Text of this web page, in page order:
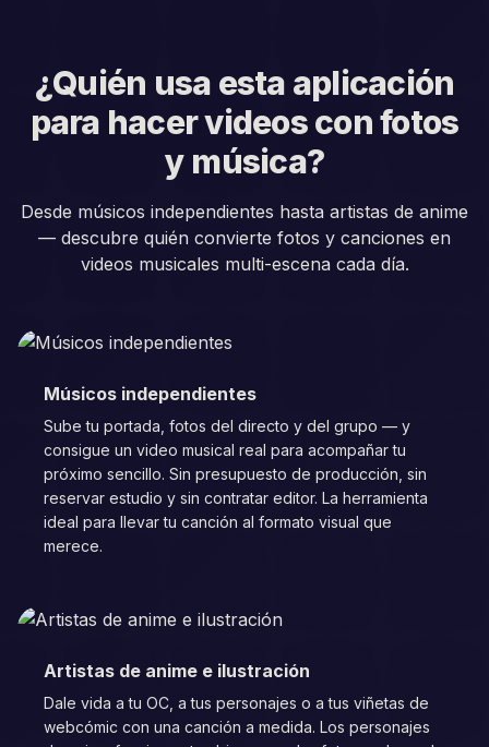
¿Quién usa esta aplicación
para hacer videos con fotos
y música?
Desde músicos independientes hasta artistas de anime
— descubre quién convierte fotos y canciones en
videos musicales multi-escena cada día.
Músicos independientes
Sube tu portada, fotos del directo y del grupo — y
consigue un video musical real para acompañar tu
próximo sencillo. Sin presupuesto de producción, sin
reservar estudio y sin contratar editor. La herramienta
ideal para llevar tu canción al formato visual que
merece.
Artistas de anime e ilustración
Dale vida a tu OC, a tus personajes o a tus viñetas de
webcómic con una canción a medida. Los personajes